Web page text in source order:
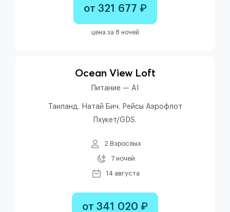
от 321 677 ₽
цена за 8 ночей
Ocean View Loft
Питание — AI
Таиланд. Натай Бич. Рейсы Аэрофлот
Пхукет/GDS.
2 Взрослых
7 ночей
14 августа
от 341 020 ₽